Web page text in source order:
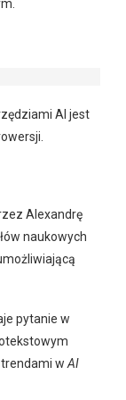
AI jest
Alexandrę
naukowych
pytanie w
w AI